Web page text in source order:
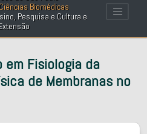
Biomédicas
Pesquisa e Cultura e
em Fisiologia da
de Membranas no